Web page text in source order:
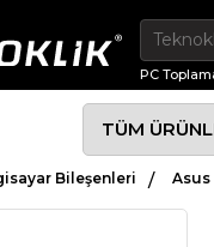
PC
TÜM
Bileşenleri Asus